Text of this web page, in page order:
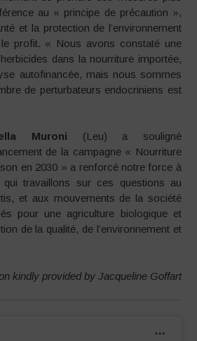
au « principe de précaution »,
et la protection de l’environnement
profit. « Nous avons constaté une
dans la nourriture importée,
autofinancée, mais nous sommes
de perturbateurs endocriniens est
Muroni (Leu) a souligné
de la campagne « Nourriture
en 2030 » a renforcé notre force à
qui travaillons sur ces questions au
et aux mouvements de la société
pour une agriculture biologique et
de la qualité, de l’environnement et
kindly provided by Jacqueline Goffart